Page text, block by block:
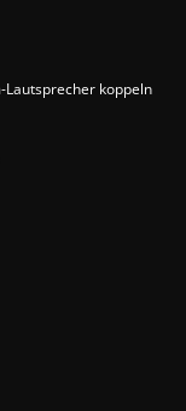
Lautsprecher koppeln